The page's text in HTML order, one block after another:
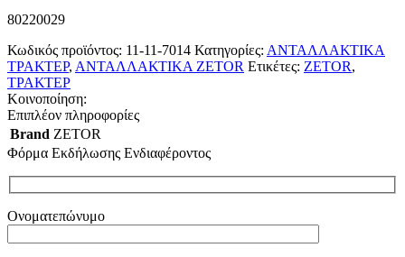
80220029
Κωδικός προϊόντος: 11-11-7014 Κατηγορίες: ΑΝΤΑΛΛΑΚΤΙΚΑ
ΤΡΑΚΤΕΡ, ΑΝΤΑΛΛΑΚΤΙΚΑ ZETOR Ετικέτες: ZETOR,
ΤΡΑΚΤΕΡ
Κοινοποίηση:
Επιπλέον πληροφορίες
Brand ZETOR
Φόρμα Εκδήλωσης Ενδιαφέροντος
Ονοματεπώνυμο